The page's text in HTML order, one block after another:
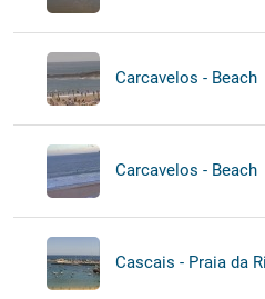
Carcavelos - Beach
Carcavelos - Beach
Cascais - Praia da